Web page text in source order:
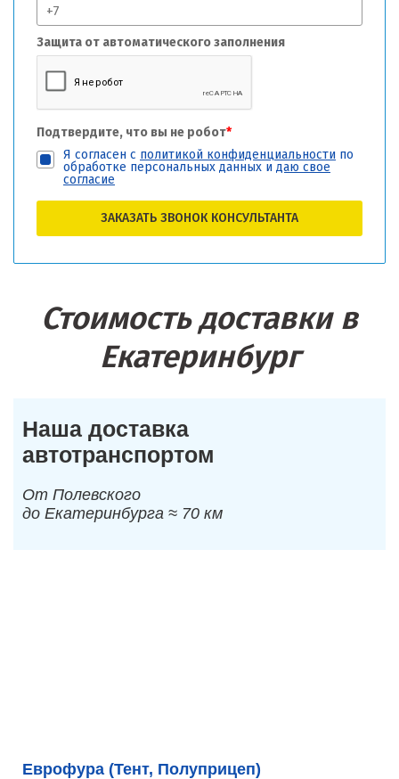
Защита от автоматического заполнения
Подтвердите, что вы не робот*
Я согласен с политикой конфиденциальности по
обработке персональных данных и даю свое
согласие
ЗАКАЗАТЬ ЗВОНОК КОНСУЛЬТАНТА
Стоимость доставки в
Екатеринбург
Наша доставка
автотранспортом
От Полевского
до Екатеринбурга ≈ 70 км
Еврофура (Тент, Полуприцеп)